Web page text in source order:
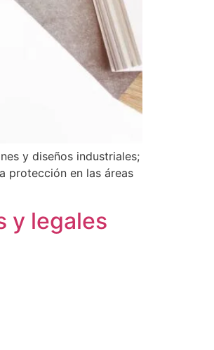
y diseños industriales;
protección en las áreas
y legales